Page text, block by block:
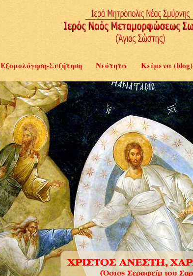
Εξομολόγηση-Συζήτηση Νεότητα Κείμενα (blog)